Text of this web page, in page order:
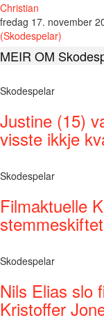
Christian
fredag 17. november
(Skodespelar)
MEIR OM
Skodespelar
Justine (15)
visste ikkje
Skodespelar
Filmaktuelle
Skodespelar
Nils Elias slo
Kristoffer